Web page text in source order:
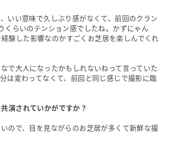
いい意味で久しぶり感がなくて、前回のクラン
くらいのテンション感でしたね。かずにゃん
験した影響なのかすごくお芝居を楽しんでくれ
で大人になったかもしれないねって言っていた
は変わってなくて、前回と同じ感じで撮影に臨
演されていかがですか？
ので、目を見ながらのお芝居が多くて新鮮な撮